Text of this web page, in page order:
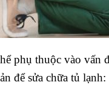
phụ thuộc vào
để sửa chữa tủ lạnh: